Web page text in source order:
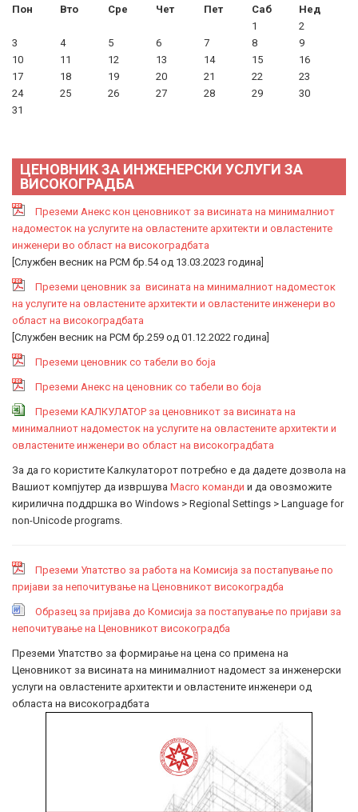
Пон
Вто Сре Чет Пет Саб
Нед
1
2
3
4 5 6 7 8
9
10
11 12 13 14 15
16
17
18 19 20 21 22
23
24
25 26 27 28 29
30
31
ЦЕНОВНИК ЗА ИНЖЕНЕРСКИ УСЛУГИ ЗА
ВИСОКОГРАДБА
Преземи Анекс кон ценовникот за висината на минималниот
надоместок на услугите на овластените архитекти и овластените
инженери во област на високоградбата
[Службен весник на РСМ бр.54 од 13.03.2023 година]
Преземи ценовник за висината на минималниот надоместок
на услугите на овластените архитекти и овластените инженери во
област на високоградбата
[Службен весник на РСМ бр.259 од 01.12.2022 година]
Преземи ценовник со табели во боја
Преземи Анекс на ценовник со табели во боја
Преземи КАЛКУЛАТОР за ценовникот за висината на
минималниот надоместок на услугите на овластените архитекти и
овластените инженери во област на високоградбата
За да го користите Калкулаторот потребно е да дадете дозвола на
Вашиот компјутер да извршува Macro команди и да овозможите
кирилична поддршка во Windows > Regional Settings > Language for
non-Unicode programs.
Преземи Упатство за работа на Комисија за постапување по
пријави за непочитување на Ценовникот високоградба
Образец за пријава до Комисија за постапување по пријави за
непочитување на Ценовникот високоградба
Преземи Упатство за формирање на цена со примена на
Ценовникот за висината на минималниот надомест за инженерски
услуги на овластените архитекти и овластените инженери од
областа на високоградбата